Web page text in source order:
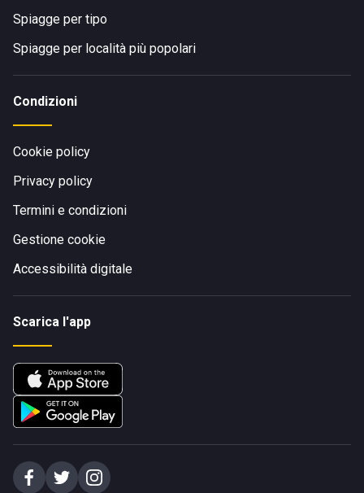
Spiagge per tipo
Spiagge per località più popolari
Condizioni
Cookie policy
Privacy policy
Termini e condizioni
Gestione cookie
Accessibilità digitale
Scarica l'app